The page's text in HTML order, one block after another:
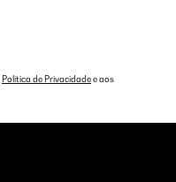
Política de Privacidadee aos